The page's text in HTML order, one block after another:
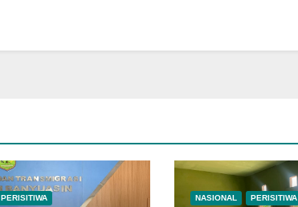
PERISITIWA NASIONAL PERISITIWA